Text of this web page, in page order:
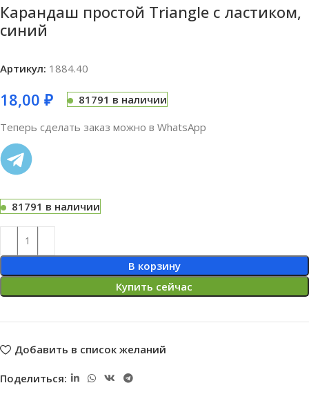
Карандаш простой Triangle с ластиком,
синий
Артикул: 1884.40
18,00 ₽
81791 в наличии
Теперь сделать заказ можно в WhatsApp
81791 в наличии
В корзину
Купить сейчас
Добавить в список желаний
Поделиться: